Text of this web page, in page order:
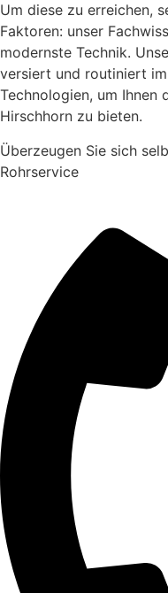
Um diese zu erreichen,
Faktoren: unser
modernste Technik.
versiert und routiniert
Technologien, um Ihnen
Hirschhorn zu bieten.
Überzeugen Sie sich
Rohrservice